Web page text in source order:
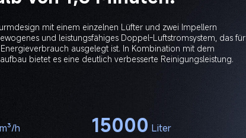
mit einem einzelnen Lüfter und zwei Impellern
und leistungsfähiges Doppel-Luftstromsystem, das für
ausgelegt ist. In Kombination mit dem
m³/h 15000 Liter